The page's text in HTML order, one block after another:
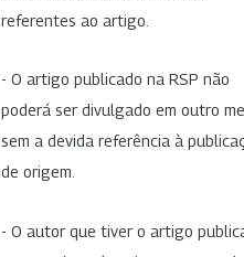
referentes ao artigo.
- O artigo publicado na RSP não
poderá ser divulgado em outro
sem a devida referência à
de origem.
- O autor que tiver o artigo